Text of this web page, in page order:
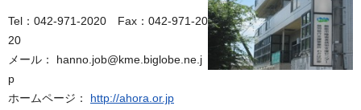
Tel：042-971-2020 Fax：042-971-20
20
メール： hanno.job@kme.biglobe.ne.j
p
ホームページ： http://ahora.or.jp